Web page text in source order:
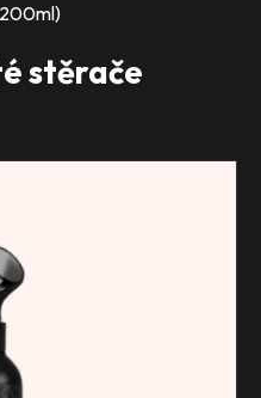
stěrače